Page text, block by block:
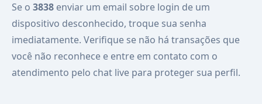
Se o 3838 enviar um email sobre login de um
dispositivo desconhecido, troque sua senha
imediatamente. Verifique se não há transações que
você não reconhece e entre em contato com o
atendimento pelo chat live para proteger sua perfil.